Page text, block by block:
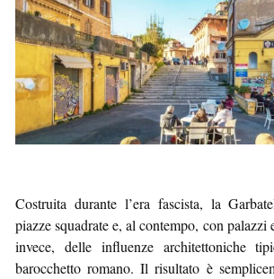
Costruita durante l’era fascista, la
piazze squadrate e, al contempo, con palazzi
invece, delle influenze architettoniche
barocchetto romano. Il risultato è